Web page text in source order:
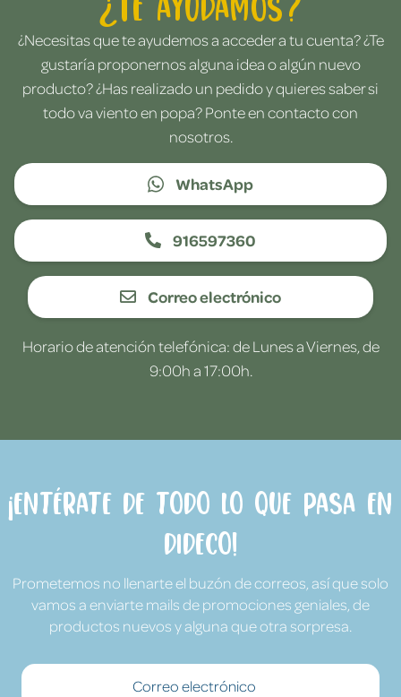
¿Necesitas que te ayudemos a acceder a tu cuenta? ¿Te
gustaría proponernos alguna idea o algún nuevo
producto? ¿Has realizado un pedido y quieres saber si
todo va viento en popa? Ponte en contacto con
nosotros.
WhatsApp
916597360
Correo electrónico
Horario de atención telefónica: de Lunes a Viernes, de
9:00h a 17:00h.
¡Entérate de todo lo que pasa en
Dideco!
Prometemos no llenarte el buzón de correos, así que solo
vamos a enviarte mails de promociones geniales, de
productos nuevos y alguna que otra sorpresa.